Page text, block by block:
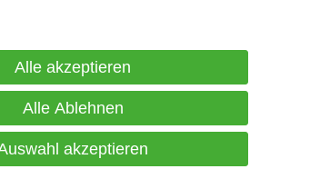
Alle akzeptieren
Alle Ablehnen
akzeptieren